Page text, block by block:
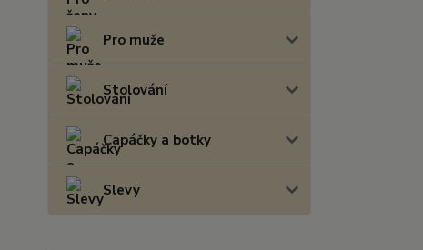
Pro muže
Stolování
Capáčky a botky
Slevy